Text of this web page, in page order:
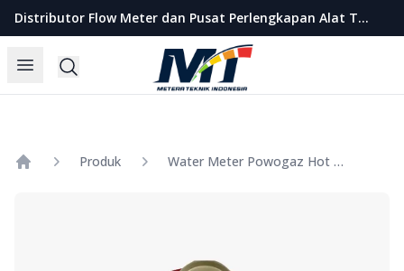
Distributor Flow Meter dan Pusat Perlengkapan Alat Teknik Indonesia
Open menu
Search
Metera Teknik Indonesia
Produk Water Meter Powogaz Hot Water Size 4 Inch